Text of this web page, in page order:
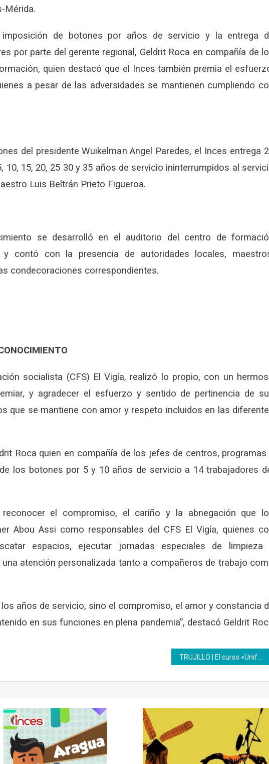
Mérida.
de botones por años de servicio y la entrega
por parte del gerente regional, Geldrit Roca en compañía de
quien destacó que el Inces también premia el
a pesar de las adversidades se mantienen cumpliendo
del presidente Wuikelman Angel Paredes, el Inces entrega
15, 20, 25 30 y 35 años de servicio ininterrumpidos al
Luis Beltrán Prieto Figueroa.
se desarrolló en el auditorio del centro de
y contó con la presencia de autoridades locales,
condecoraciones correspondientes.
socialista (CFS) El Vigía, realizó lo propio, con un
y agradecer el esfuerzo y sentido de pertinencia de
que se mantiene con amor y respeto incluidos en las
Roca quien en compañía de los jefes de centros, programas
los botones por 5 y 10 años de servicio a 14 trabajadores
el compromiso, el cariño y la abnegación que
Abou Assi como responsables del CFS El Vigía, quienes
espacios, ejecutar jornadas especiales de limpieza
atención personalizada tanto a compañeros de trabajo
años de servicio, sino el compromiso, el amor y constancia
en sus funciones en plena pandemia”, destacó Geldrit